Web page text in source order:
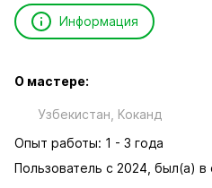
Информация
О мастере:
Узбекистан, Коканд
Опыт работы: 1 - 3 года
Пользователь с 2024, был(а) в